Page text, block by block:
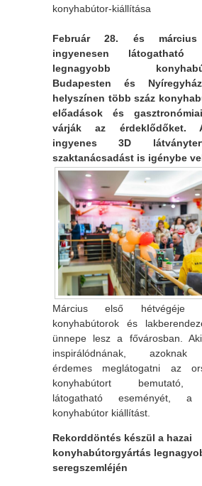
konyhabútor-kiállítása
Február 28. és
ingyenesen
legnagyobb
Budapesten és
helyszínen több száz
előadások és
várják az érdeklődőket.
ingyenes 3D
szaktanácsadást is igénybe
Március első hétvégéje
konyhabútorok és
ünnepe lesz a fővárosban.
inspirálódnának, azoknak
érdemes meglátogatni az
konyhabútort bemutató,
látogatható eseményét,
konyhabútor kiállítást.
Rekorddöntés készül a hazai
konyhabútorgyártás
seregszemléjén